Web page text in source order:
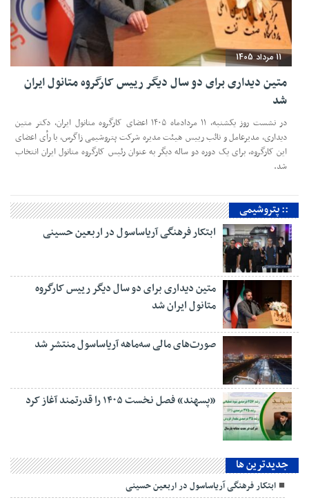
11 مرداد 1405
متین دیداری برای دو سال دیگر رییس کارگروه متانول ایران
شد
در نشست روز یکشنبه، ۱۱ مردادماه ۱۴۰۵ اعضای کارگروه متانول ایران، دکتر متین
دیداری، مدیرعامل و‌ نائب رییس هیئت مدیره شرکت پتروشیمی زاگرس، با رأی اعضای
این کارگروه، برای یک دوره دو ساله دیگر به عنوان رئیس کارگروه متانول ایران انتخاب
شد.
:: پتروشیمی
ابتکار فرهنگی آریاساسول در اربعین حسینی
متین دیداری برای دو سال دیگر رییس کارگروه
متانول ایران شد
صورت‌های مالی سه‌ماهه آریاساسول منتشر شد
«پسهند» فصل نخست ۱۴۰۵ را قدرتمند آغاز کرد
جديدترين ها
ابتکار فرهنگی آریاساسول در اربعین حسینی